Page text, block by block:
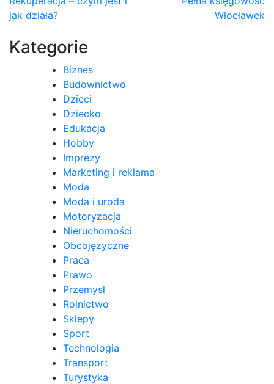
wpisu
jak działa?
Włocławek
Kategorie
Biznes
Budownictwo
Dzieci
Dziecko
Edukacja
Hobby
Imprezy
Marketing i reklama
Moda
Moda i uroda
Motoryzacja
Nieruchomości
Obcojęzyczne
Praca
Prawo
Przemysł
Rolnictwo
Sklepy
Sport
Technologia
Transport
Turystyka